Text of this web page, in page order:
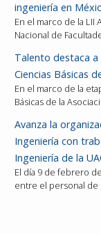
ingeniería en
En el marco de la LII
Nacional de
Talento destaca
Ciencias Básicas
En el marco de la
Básicas de la
Avanza la
Ingeniería con
Ingeniería de la
El día 9 de febrero
entre el personal de